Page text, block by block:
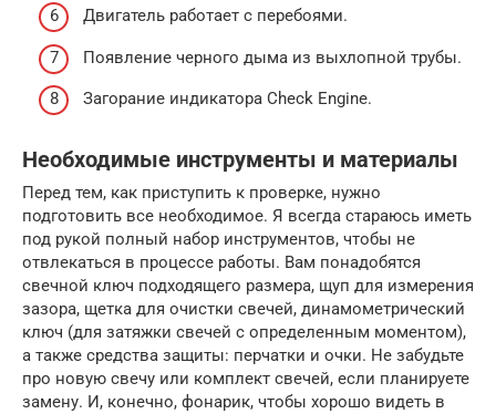
Двигатель работает с перебоями.
Появление черного дыма из выхлопной трубы.
Загорание индикатора Check Engine.
Необходимые инструменты и материалы
Перед тем, как приступить к проверке, нужно
подготовить все необходимое. Я всегда стараюсь иметь
под рукой полный набор инструментов, чтобы не
отвлекаться в процессе работы. Вам понадобятся
свечной ключ подходящего размера, щуп для измерения
зазора, щетка для очистки свечей, динамометрический
ключ (для затяжки свечей с определенным моментом),
а также средства защиты: перчатки и очки. Не забудьте
про новую свечу или комплект свечей, если планируете
замену. И, конечно, фонарик, чтобы хорошо видеть в